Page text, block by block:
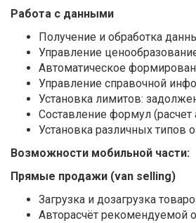
Работа с данными
Получение и обработка
Управление
Автоматическое
Управление справочной
Установка лимитов:
Составление формул (расчет
Установка различных типов
Возможности мобильной части:
Прямые продажи (van selling)
Загрузка и дозагрузка
Авторасчёт рекомендуемой